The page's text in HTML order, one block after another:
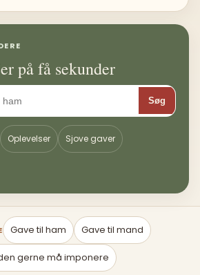
på få sekunder
Søg
Oplevelser Sjove gaver
Gave til ham Gave til mand
gerne må imponere